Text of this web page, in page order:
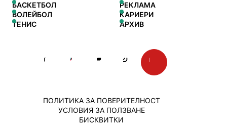
БАСКЕТБОЛ
ВОЛЕЙБОЛ
ТЕНИС
РЕКЛАМА
КАРИЕРИ
АРХИВ
ПОЛИТИКА ЗА ПОВЕРИТЕЛНОСТ
УСЛОВИЯ ЗА ПОЛЗВАНЕ
БИСКВИТКИ